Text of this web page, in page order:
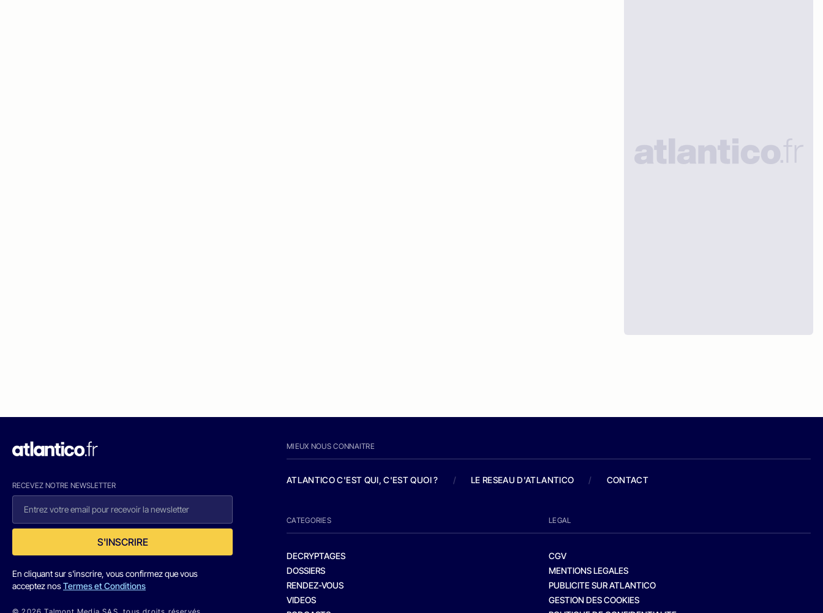
RECEVEZ NOTRE NEWSLETTER
S'INSCRIRE
En cliquant sur s'inscrire, vous confirmez que vous
acceptez nosTermes et Conditions
MIEUX NOUS CONNAITRE
ATLANTICO C'EST QUI, C'EST QUOI ? / LE RESEAU D'ATLANTICO / CONTACT
CATEGORIES
DECRYPTAGES
DOSSIERS
RENDEZ-VOUS
VIDEOS
LEGAL
CGV
MENTIONS LEGALES
PUBLICITE SUR ATLANTICO
GESTION DES COOKIES